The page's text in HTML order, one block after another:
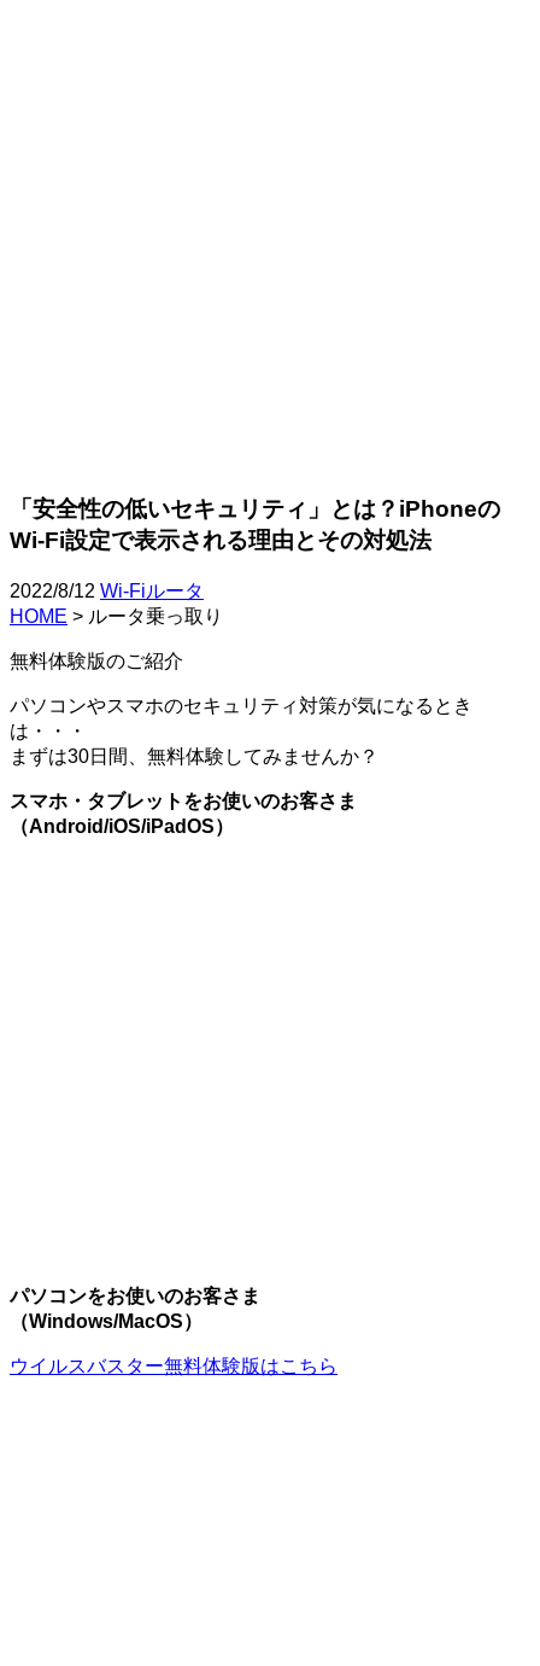
「安全性の低いセキュリティ」とは？iPhoneの
Wi-Fi設定で表示される理由とその対処法
2022/8/12 Wi-Fiルータ
HOME > ルータ乗っ取り
無料体験版のご紹介
パソコンやスマホのセキュリティ対策が気になるとき
は・・・
まずは30日間、無料体験してみませんか？
スマホ・タブレットをお使いのお客さま
（Android/iOS/iPadOS）
パソコンをお使いのお客さま
（Windows/MacOS）
ウイルスバスター無料体験版はこちら